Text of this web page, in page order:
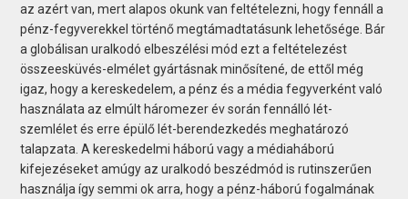
az azért van, mert alapos okunk van feltételezni, hogy fennáll a
pénz-fegyverekkel történő megtámadtatásunk lehetősége. Bár
a globálisan uralkodó elbeszélési mód ezt a feltételezést
összeesküvés-elmélet gyártásnak minősítené, de ettől még
igaz, hogy a kereskedelem, a pénz és a média fegyverként való
használata az elmúlt háromezer év során fennálló lét-
szemlélet és erre épülő lét-berendezkedés meghatározó
talapzata. A kereskedelmi háború vagy a médiaháború
kifejezéseket amúgy az uralkodó beszédmód is rutinszerűen
használja így semmi ok arra, hogy a pénz-háború fogalmának